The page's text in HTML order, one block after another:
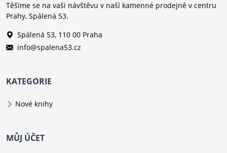
Těšíme se na vaši návštěvu v naší kamenné prodejně v centru
Prahy, Spálená 53.
Spálená 53, 110 00 Praha
info@spalena53.cz
KATEGORIE
Nové knihy
MŮJ ÚČET